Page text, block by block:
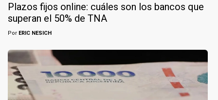
Plazos fijos online: cuáles son los bancos que
superan el 50% de TNA
Por ERIC NESICH